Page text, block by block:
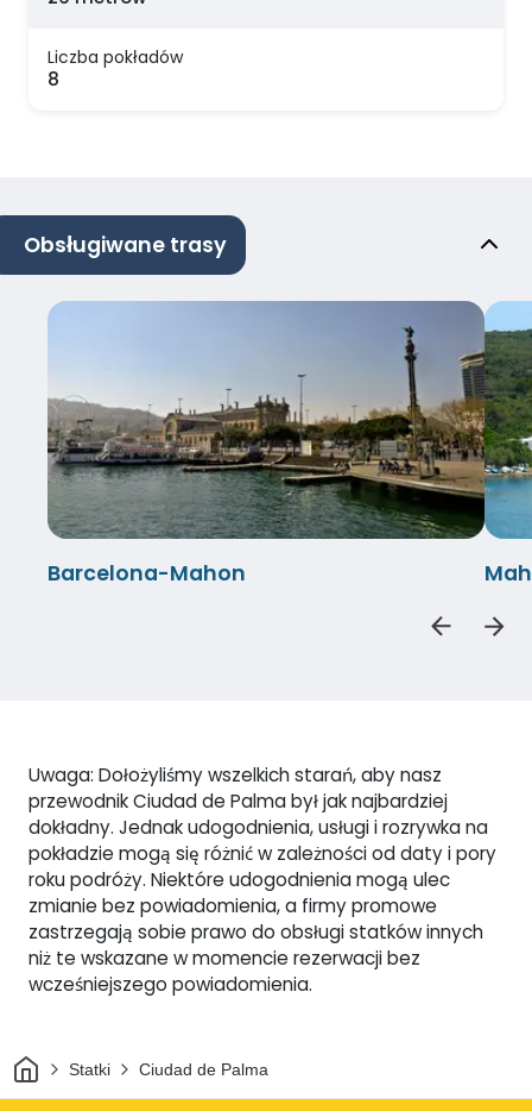
Liczba pokładów
8
Obsługiwane trasy
Barcelona-Mahon
Uwaga: Dołożyliśmy wszelkich starań, aby nasz
przewodnik Ciudad de Palma był jak najbardziej
dokładny. Jednak udogodnienia, usługi i rozrywka na
pokładzie mogą się różnić w zależności od daty i pory
roku podróży. Niektóre udogodnienia mogą ulec
zmianie bez powiadomienia, a firmy promowe
zastrzegają sobie prawo do obsługi statków innych
niż te wskazane w momencie rezerwacji bez
wcześniejszego powiadomienia.
DomStatki Ciudad de Palma